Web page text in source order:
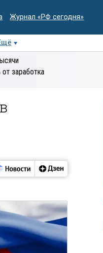
Журнал «РФ сегодня»
заработка